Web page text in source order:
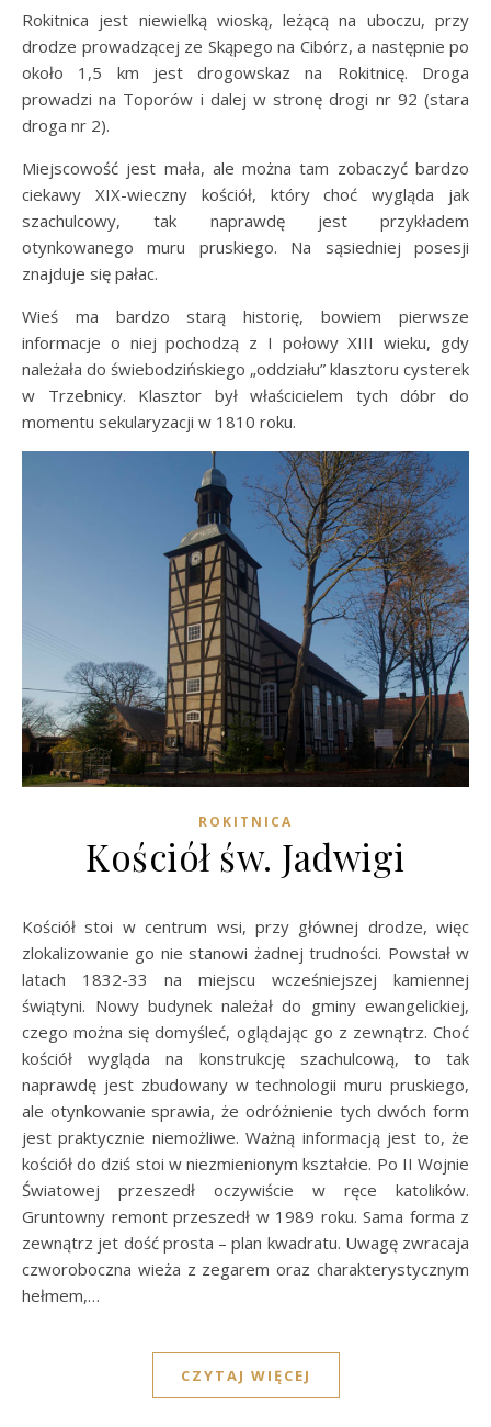
Rokitnica jest niewielką wioską, leżącą na uboczu, przy
drodze prowadzącej ze Skąpego na Cibórz, a następnie po
około 1,5 km jest drogowskaz na Rokitnicę. Droga
prowadzi na Toporów i dalej w stronę drogi nr 92 (stara
droga nr 2).
Miejscowość jest mała, ale można tam zobaczyć bardzo
ciekawy XIX-wieczny kościół, który choć wygląda jak
szachulcowy, tak naprawdę jest przykładem
otynkowanego muru pruskiego. Na sąsiedniej posesji
znajduje się pałac.
Wieś ma bardzo starą historię, bowiem pierwsze
informacje o niej pochodzą z I połowy XIII wieku, gdy
należała do świebodzińskiego „oddziału” klasztoru cysterek
w Trzebnicy. Klasztor był właścicielem tych dóbr do
momentu sekularyzacji w 1810 roku.
ROKITNICA
Kościół św. Jadwigi
Kościół stoi w centrum wsi, przy głównej drodze, więc
zlokalizowanie go nie stanowi żadnej trudności. Powstał w
latach 1832-33 na miejscu wcześniejszej kamiennej
świątyni. Nowy budynek należał do gminy ewangelickiej,
czego można się domyśleć, oglądając go z zewnątrz. Choć
kościół wygląda na konstrukcję szachulcową, to tak
naprawdę jest zbudowany w technologii muru pruskiego,
ale otynkowanie sprawia, że odróżnienie tych dwóch form
jest praktycznie niemożliwe. Ważną informacją jest to, że
kościół do dziś stoi w niezmienionym kształcie. Po II Wojnie
Światowej przeszedł oczywiście w ręce katolików.
Gruntowny remont przeszedł w 1989 roku. Sama forma z
zewnątrz jet dość prosta – plan kwadratu. Uwagę zwracaja
czworoboczna wieża z zegarem oraz charakterystycznym
hełmem,…
CZYTAJ WIĘCEJ